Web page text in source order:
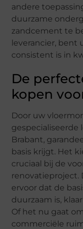
andere
duurzame
zandcement te
leverancier, bent
consistent is in
De
kopen
Door uw
gespecialiseerde
Brabant,
basis krijgt. Het
cruciaal bij de
renovatieproject.
ervoor dat de
duurzaam is,
Of het nu gaat
commerciële